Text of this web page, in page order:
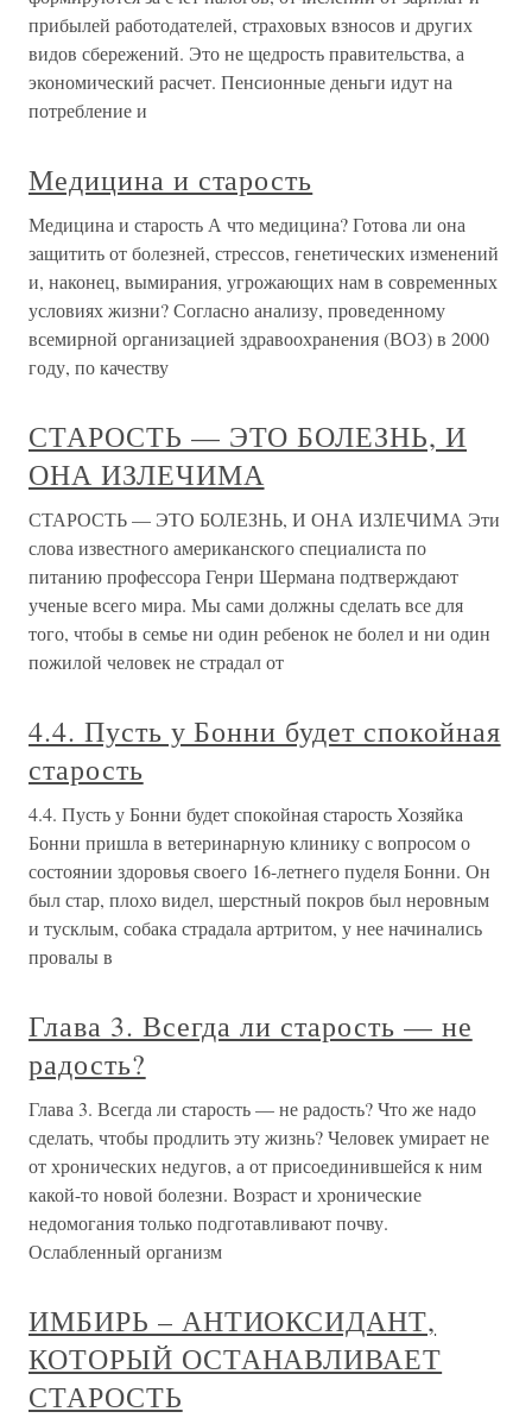
прибылей работодателей, страховых взносов и других
видов сбережений. Это не щедрость правительства, а
экономический расчет. Пенсионные деньги идут на
потребление и
Медицина и старость
Медицина и старость А что медицина? Готова ли она
защитить от болезней, стрессов, генетических изменений
и, наконец, вымирания, угрожающих нам в современных
условиях жизни? Согласно анализу, проведенному
всемирной организацией здравоохранения (ВОЗ) в 2000
году, по качеству
СТАРОСТЬ — ЭТО БОЛЕЗНЬ, И
ОНА ИЗЛЕЧИМА
СТАРОСТЬ — ЭТО БОЛЕЗНЬ, И ОНА ИЗЛЕЧИМА Эти
слова известного американского специалиста по
питанию профессора Генри Шермана подтверждают
ученые всего мира. Мы сами должны сделать все для
того, чтобы в семье ни один ребенок не болел и ни один
пожилой человек не страдал от
4.4. Пусть у Бонни будет спокойная
старость
4.4. Пусть у Бонни будет спокойная старость Хозяйка
Бонни пришла в ветеринарную клинику с вопросом о
состоянии здоровья своего 16-летнего пуделя Бонни. Он
был стар, плохо видел, шерстный покров был неровным
и тусклым, собака страдала артритом, у нее начинались
провалы в
Глава 3. Всегда ли старость — не
радость?
Глава 3. Всегда ли старость — не радость? Что же надо
сделать, чтобы продлить эту жизнь? Человек умирает не
от хронических недугов, а от присоединившейся к ним
какой-то новой болезни. Возраст и хронические
недомогания только подготавливают почву.
Ослабленный организм
ИМБИРЬ – АНТИОКСИДАНТ,
КОТОРЫЙ ОСТАНАВЛИВАЕТ
СТАРОСТЬ